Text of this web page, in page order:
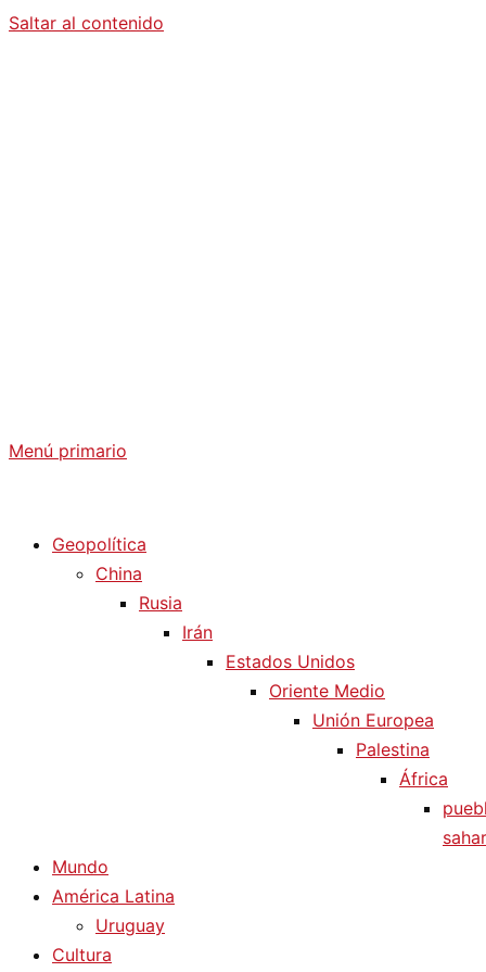
Saltar al contenido
Menú primario
Geopolítica
China
Rusia
Irán
Estados Unidos
Oriente Medio
Unión Europea
Palestina
África
Mundo
América Latina
Uruguay
Cultura